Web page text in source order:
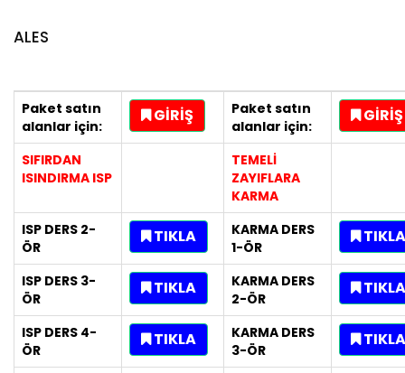
ALES
Paket satın
alanlar için:
GİRİŞ
Paket satın
alanlar için:
GİRİŞ
SIFIRDAN
ISINDIRMA ISP
TEMELİ
ZAYIFLARA
KARMA
ISP DERS 2-
ÖR
TIKLA
KARMA DERS
1-ÖR
TIKLA
ISP DERS 3-
ÖR
TIKLA
KARMA DERS
2-ÖR
TIKLA
ISP DERS 4-
ÖR
TIKLA
KARMA DERS
3-ÖR
TIKLA